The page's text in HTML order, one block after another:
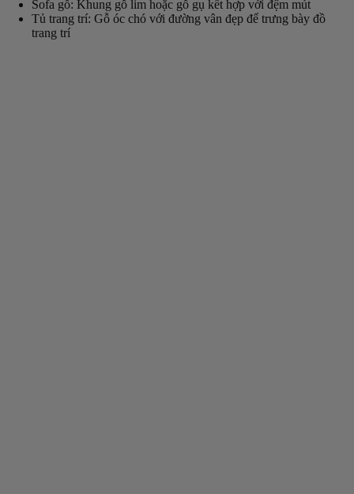
Sofa gỗ: Khung gỗ lim hoặc gỗ gụ kết hợp với đệm mút
Tủ trang trí: Gỗ óc chó với đường vân đẹp để trưng bày đồ
trang trí